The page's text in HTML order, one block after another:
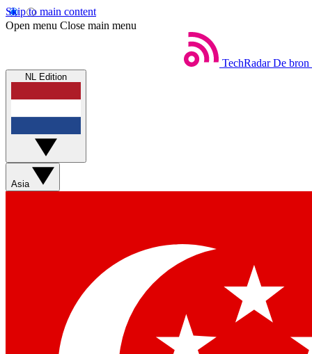
Skip to main content
Open menu Close main menu
TechRadar De bron
NL Edition
Asia